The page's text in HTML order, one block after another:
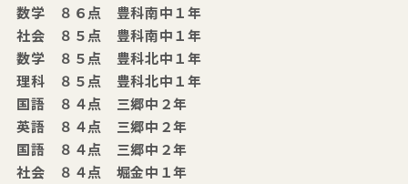
数学 ８６点 豊科南中１年
社会 ８５点 豊科南中１年
数学 ８５点 豊科北中１年
理科 ８５点 豊科北中１年
国語 ８４点 三郷中２年
英語 ８４点 三郷中２年
国語 ８４点 三郷中２年
社会 ８４点 堀金中１年